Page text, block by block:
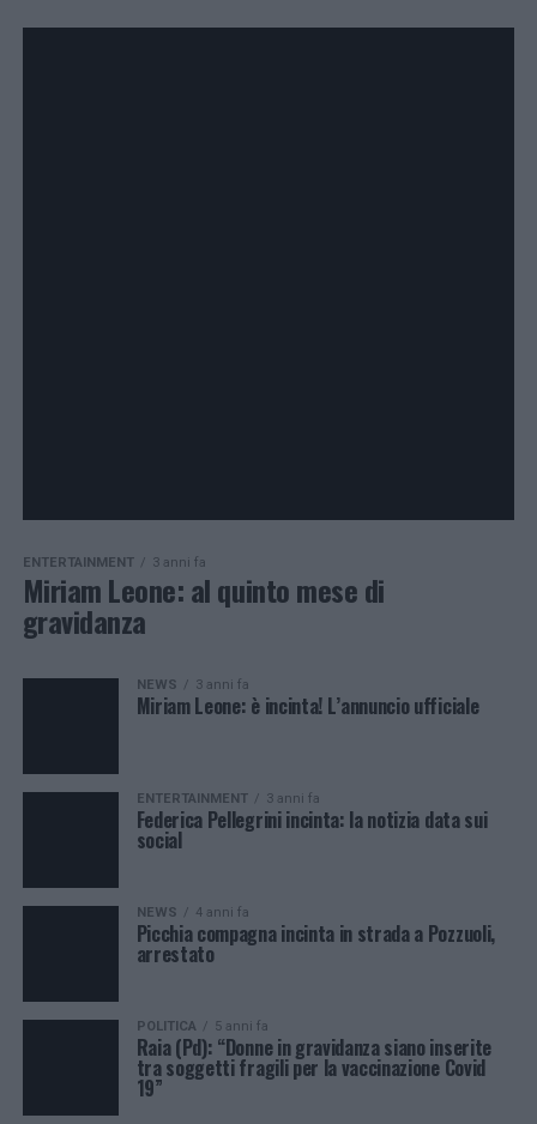
ENTERTAINMENT 3 anni fa
Miriam Leone: al quinto mese di
gravidanza
NEWS 3 anni fa
Miriam Leone: è incinta! L’annuncio ufficiale
ENTERTAINMENT 3 anni fa
Federica Pellegrini incinta: la notizia data sui
social
NEWS 4 anni fa
Picchia compagna incinta in strada a Pozzuoli,
arrestato
POLITICA 5 anni fa
Raia (Pd): “Donne in gravidanza siano inserite
tra soggetti fragili per la vaccinazione Covid
19”